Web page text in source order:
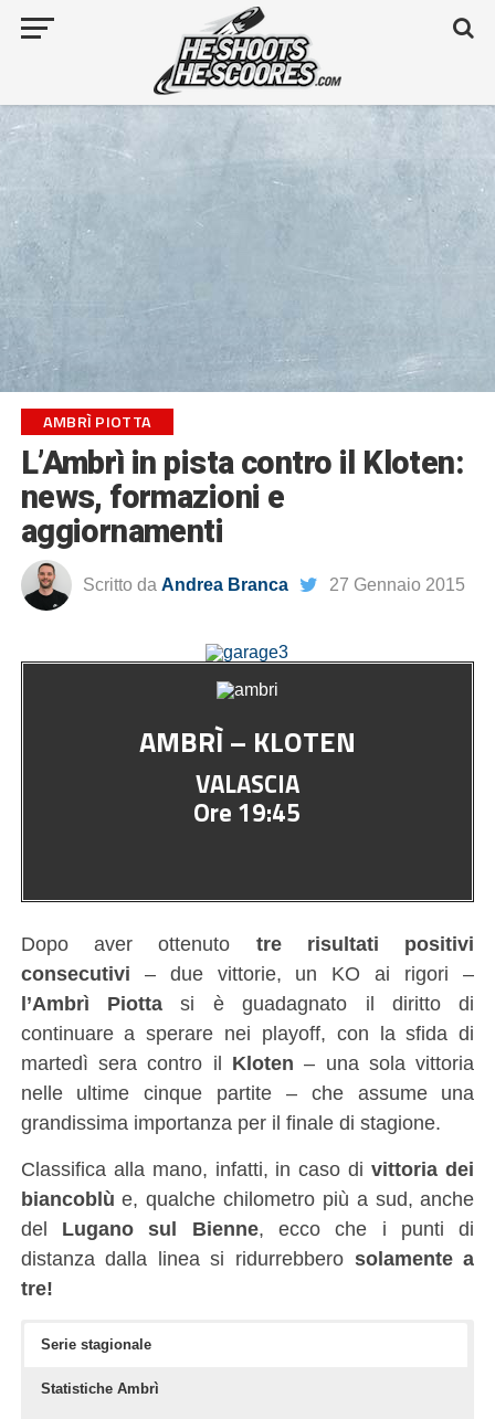
AMBRÌ PIOTTA
L’Ambrì in pista contro il Kloten:
news, formazioni e
aggiornamenti
Scritto da Andrea Branca 27 Gennaio 2015
AMBRÌ – KLOTEN
VALASCIA
Ore 19:45
Dopo aver ottenuto tre risultati positivi
consecutivi – due vittorie, un KO ai rigori –
l’Ambrì Piotta si è guadagnato il diritto di
continuare a sperare nei playoff, con la sfida di
martedì sera contro il Kloten – una sola vittoria
nelle ultime cinque partite – che assume una
grandissima importanza per il finale di stagione.
Classifica alla mano, infatti, in caso divittoria dei
biancoblù e, qualche chilometro più a sud, anche
del Lugano sul Bienne, ecco che i punti di
distanza dalla linea si ridurrebbero solamente a
tre!
Serie stagionale
Statistiche Ambrì